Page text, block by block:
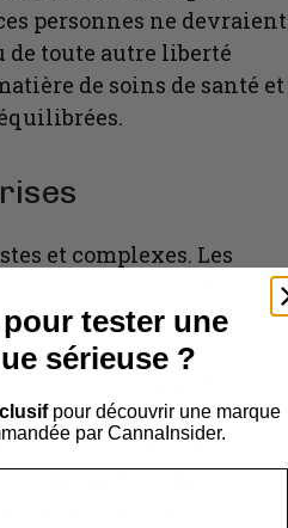
personnes ne devraient
de toute autre liberté
de soins de santé et
et complexes. Les
ventes légales de
régions, les
produits liés au
du marché.
Comme le
confrontées à des
de proximité
tester une
sérieuse ?
pour découvrir une marque
par CannaInsider.